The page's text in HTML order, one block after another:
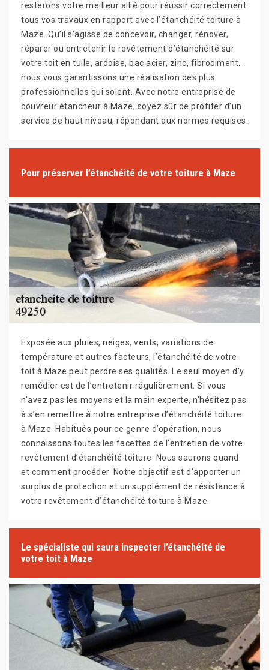
resterons votre meilleur allié pour réussir correctement
tous vos travaux en rapport avec l’étanchéité toiture à
Maze. Qu’il s’agisse de concevoir, changer, rénover,
réparer ou entretenir le revêtement d’étanchéité sur
votre toit en tuile, ardoise, bac acier, zinc, fibrociment…
nous vous garantissons une réalisation des plus
professionnelles qui soient. Avec notre entreprise de
couvreur étancheur à Maze, soyez sûr de profiter d’un
service de haut niveau, répondant aux normes requises.
Pour préserver l’étanchéité de votre toiture à Maze
Exposée aux pluies, neiges, vents, variations de
température et autres facteurs, l’étanchéité de votre
toit à Maze peut perdre ses qualités. Le seul moyen d’y
remédier est de l’entretenir régulièrement. Si vous
n’avez pas les moyens et la main experte, n’hésitez pas
à s’en remettre à notre entreprise d’étanchéité toiture
à Maze. Habitués pour ce genre d’opération, nous
connaissons toutes les facettes de l’entretien de votre
revêtement d’étanchéité toiture. Nous saurons quand
et comment procéder. Notre objectif est d’apporter un
surplus de protection et un supplément de résistance à
votre revêtement d’étanchéité toiture à Maze.
Le spécialiste qui saura inspecter l’étanchéité de
votre toit à Maze